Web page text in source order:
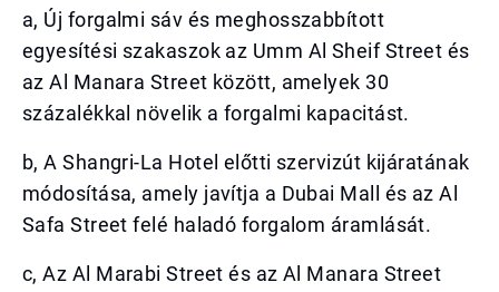
a, Új forgalmi sáv és meghosszabbított
egyesítési szakaszok az Umm Al Sheif Street és
az Al Manara Street között, amelyek 30
százalékkal növelik a forgalmi kapacitást.
b, A Shangri-La Hotel előtti szervizút kijáratának
módosítása, amely javítja a Dubai Mall és az Al
Safa Street felé haladó forgalom áramlását.
c, Az Al Marabi Street és az Al Manara Street